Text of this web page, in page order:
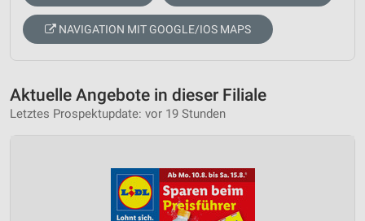
NAVIGATION MIT GOOGLE/IOS MAPS
Aktuelle Angebote in dieser Filiale
Letztes Prospektupdate: vor 19 Stunden